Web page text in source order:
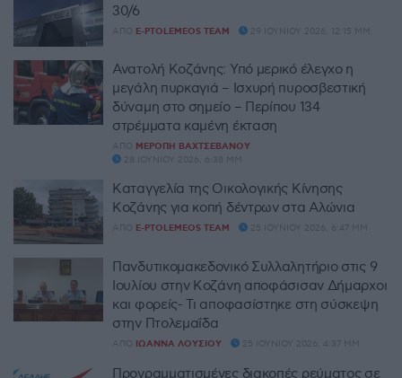
30/6
ΑΠΌ E-PTOLEMEOS TEAM 29 ΙΟΥΝΊΟΥ 2026, 12:15 ΜΜ
Ανατολή Κοζάνης: Υπό μερικό έλεγχο η
μεγάλη πυρκαγιά – Ισχυρή πυροσβεστική
δύναμη στο σημείο – Περίπου 134
στρέμματα καμένη έκταση
ΑΠΌ ΜΕΡΌΠΗ ΒΑΧΤΣΕΒΆΝΟΥ
28 ΙΟΥΝΊΟΥ 2026, 6:38 ΜΜ
Καταγγελία της Οικολογικής Κίνησης
Κοζάνης για κοπή δέντρων στα Αλώνια
ΑΠΌ E-PTOLEMEOS TEAM 25 ΙΟΥΝΊΟΥ 2026, 6:47 ΜΜ
Πανδυτικομακεδονικό Συλλαλητήριο στις 9
Ιουλίου στην Κοζάνη αποφάσισαν Δήμαρχοι
και φορείς- Τι αποφασίστηκε στη σύσκεψη
στην Πτολεμαΐδα
ΑΠΌ ΙΩΆΝΝΑ ΛΟΎΣΙΟΥ 25 ΙΟΥΝΊΟΥ 2026, 4:37 ΜΜ
Προγραμματισμένες διακοπές ρεύματος σε